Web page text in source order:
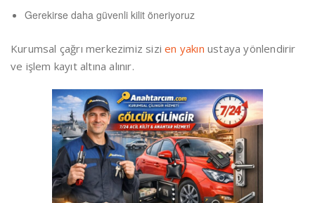
Gerekirse daha güvenli kilit öneriyoruz
Kurumsal çağrı merkezimiz sizien yakın ustaya yönlendirir
ve işlem kayıt altına alınır.